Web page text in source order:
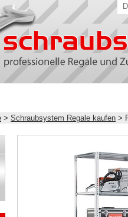
> Schraubsystem Regale kaufen >